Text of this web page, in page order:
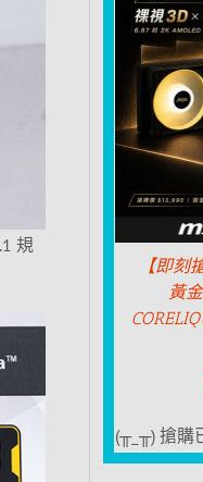
規
【即刻
黃
(╥_╥) 搶購